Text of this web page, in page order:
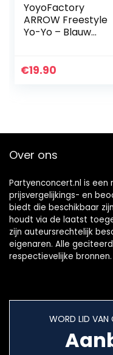
YoyoFactory
ARROW Freestyle
Yo-Yo – Blauw
€19.90
Over ons
Partyenconcert.nl is
prijsvergelijkings- en
biedt die beschikbaar
houdt via de laatst
zijn auteursrechtelijk
eigenaren. Alle
respectievelijke bronnen.
WORD LID VAN